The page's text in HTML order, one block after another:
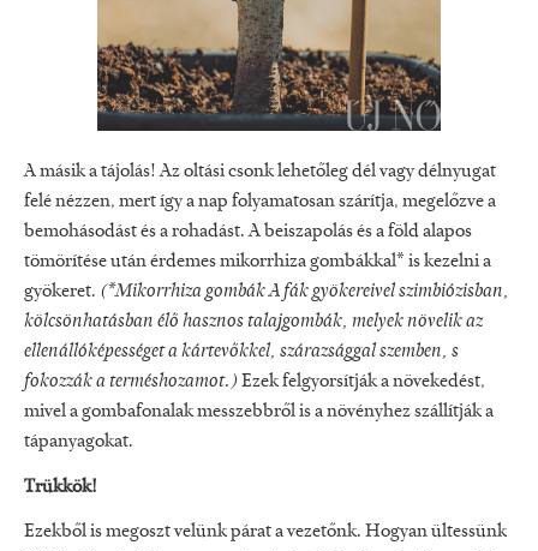
A másik a tájolás! Az oltási csonk lehetőleg dél vagy délnyugat
felé nézzen, mert így a nap folyamatosan szárítja, megelőzve a
bemohásodást és a rohadást. A beiszapolás és a föld alapos
tömörítése után érdemes mikorrhiza gombákkal* is kezelni a
gyökeret. (*Mikorrhiza gombák A fák gyökereivel szimbiózisban,
kölcsönhatásban élő hasznos talajgombák, melyek növelik az
ellenállóképességet a kártevőkkel, szárazsággal szemben, s
fokozzák a terméshozamot.) Ezek felgyorsítják a növekedést,
mivel a gombafonalak messzebbről is a növényhez szállítják a
tápanyagokat.
Trükkök!
Ezekből is megoszt velünk párat a vezetőnk. Hogyan ültessünk